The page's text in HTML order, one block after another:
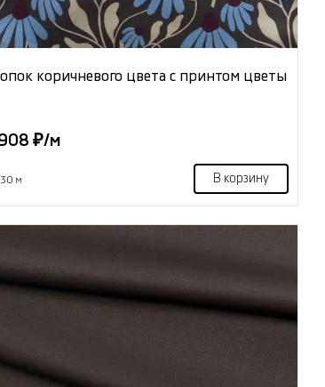
коричневого цвета с принтом цветы
₽/м
м В корзину